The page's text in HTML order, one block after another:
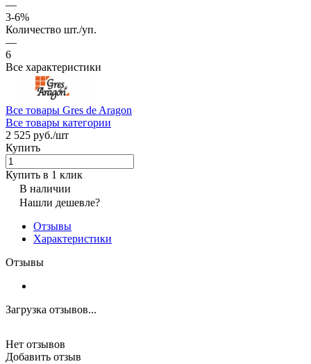
—
3-6%
Количество шт./уп.
—
6
Все характеристики
Все товары Gres de Aragon
Все товары категории
2 525 руб./шт
Купить
Купить в 1 клик
В наличии
Нашли дешевле?
Отзывы
Характеристики
Отзывы
Загрузка отзывов...
Нет отзывов
Добавить отзыв